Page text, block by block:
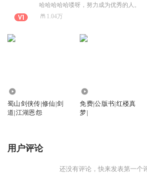
哈哈哈哈哈喽呀，努力成为优秀的人。
1.04万
蜀山剑侠传|修仙|剑
道|江湖恩怨
免费|公版书|红楼真
梦|
用户评论
还没有评论，快来发表第一个